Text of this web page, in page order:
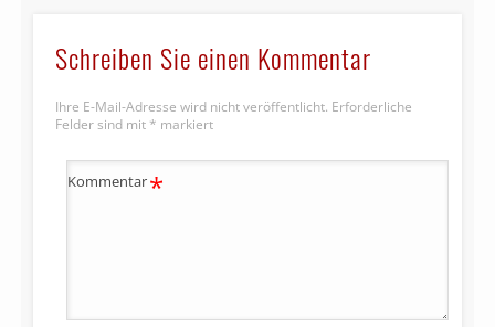
Schreiben Sie einen Kommentar
Ihre E-Mail-Adresse wird nicht veröffentlicht. Erforderliche
Felder sind mit * markiert
Kommentar*